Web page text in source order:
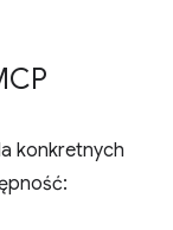
konkretnych